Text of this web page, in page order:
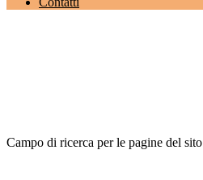
Campo di ricerca per le pagine del sito